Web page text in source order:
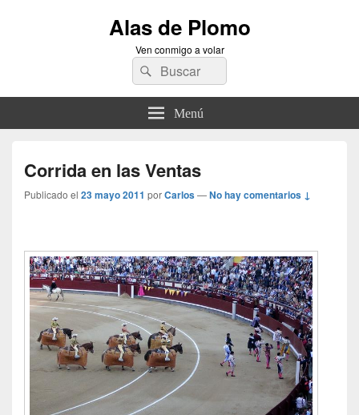
Alas de Plomo
Ven conmigo a volar
Buscar
por:
Buscar
Menú
Corrida en las Ventas
Publicado el 23 mayo 2011 porCarlos—No hay comentarios ↓